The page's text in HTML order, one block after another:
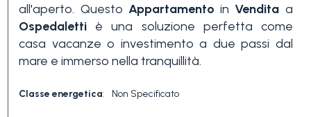
all'aperto. Questo Appartamento in Vendita a
Ospedaletti è una soluzione perfetta come
casa vacanze o investimento a due passi dal
mare e immerso nella tranquillità.
Classe energetica: Non Specificato
Altre
opzioni
-